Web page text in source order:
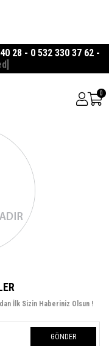
28 - 0 532 330 37 62 -
0
İlk Sizin Haberiniz Olsun !
GÖNDER